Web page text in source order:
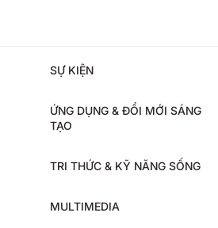
SỰ KIỆN
ỨNG DỤNG & ĐỔI MỚI SÁNG
TẠO
TRI THỨC & KỸ NĂNG SỐNG
MULTIMEDIA